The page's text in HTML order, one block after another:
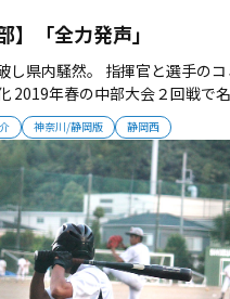
神奈川/静岡版 静岡西
】「全力発声」
し県内騒然。 指揮官と選手の
2019年春の中部大会２回戦で
遂げるチームは「全力発声」を
・栗山司） ■ 「全力発声」で
・静岡を撃破し、一躍その名を